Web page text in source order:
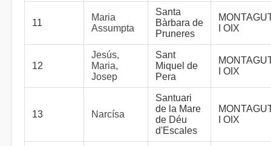
11
Maria
Assumpta
Santa
Bàrbara de
Pruneres
I OIX
12
Jesús,
Maria,
Josep
Sant
Miquel de
Pera
I OIX
13 Narcísa
Santuari
de la Mare
de Déu
d'Escales
I OIX